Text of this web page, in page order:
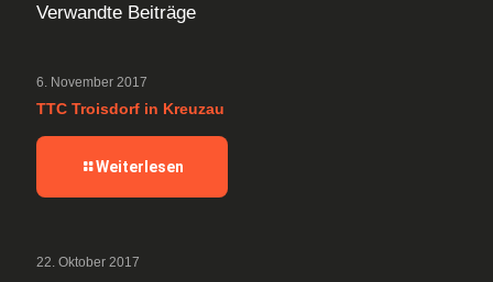
Verwandte Beiträge
6. November 2017
TTC Troisdorf in Kreuzau
Weiterlesen
22. Oktober 2017